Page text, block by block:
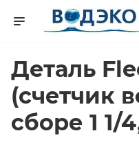
Деталь
(счетчик
сборе 1 1/